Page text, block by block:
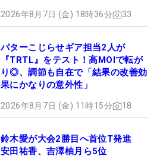
2026年8月7日 (金) 18時36分 33
パターこじらせギア担当2人が
『TRTL』をテスト！高MOIで転が
り◎、調節も自在で「結果の改善効
果にかなりの意外性」
2026年8月7日 (金) 11時15分 18
鈴木愛が大会2勝目へ首位T発進
安田祐香、吉澤柚月ら5位